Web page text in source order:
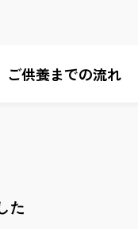
ご供養までの流れ
た